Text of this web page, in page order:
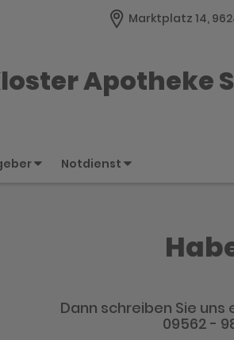
Marktplatz 14,
Apotheke
Notdienst
Dann schreiben Sie
09562 -